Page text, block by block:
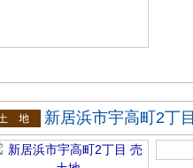
地
新居浜市宇高町2丁目